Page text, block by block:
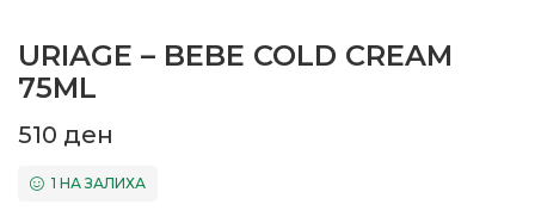
URIAGE – BEBE COLD CREAM
75ML
510 ден
1 НА ЗАЛИХА